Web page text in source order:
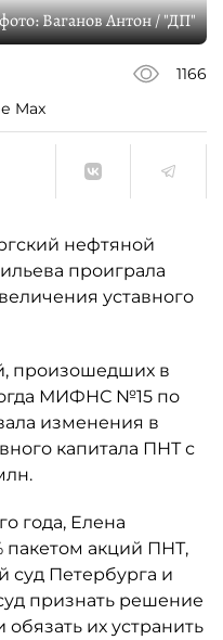
Ваганов Антон / "ДП"
1166
Max
нефтяной
проиграла
уставного
произошедших в
МИФНС №15 по
изменения в
капитала ПНТ с
года, Елена
пакетом акций ПНТ,
суд Петербурга и
признать решение
их устранить